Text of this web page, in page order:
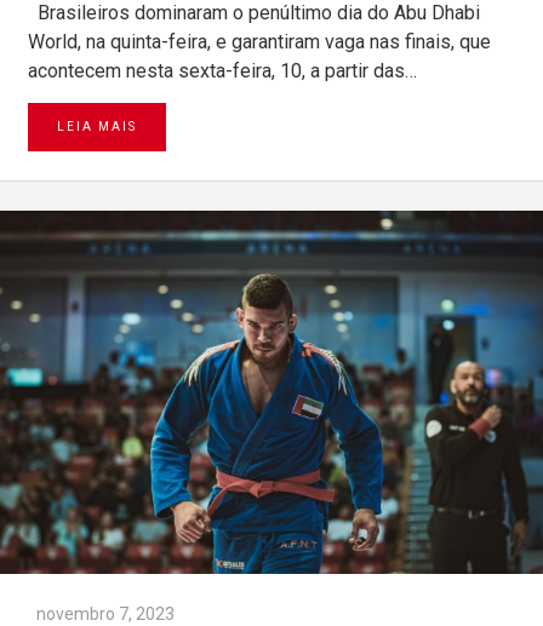
Brasileiros dominaram o penúltimo dia do Abu Dhabi
World, na quinta-feira, e garantiram vaga nas finais, que
acontecem nesta sexta-feira, 10, a partir das…
LEIA MAIS
novembro 7, 2023